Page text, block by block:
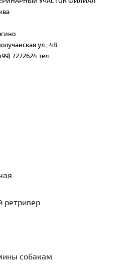
ул., 48
7272624 тел.
ретривер
собакам